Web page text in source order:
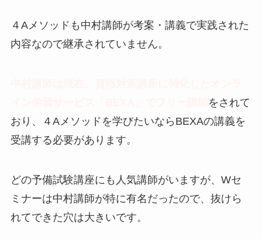
４Aメソッドも中村講師が考案・講義で実践された
内容なので継承されていません。
をされて
おり、４Aメソッドを学びたいならBEXAの講義を
受講する必要があります。
どの予備試験講座にも人気講師がいますが、Wセ
ミナーは中村講師が特に有名だったので、抜けら
れてできた穴は大きいです。